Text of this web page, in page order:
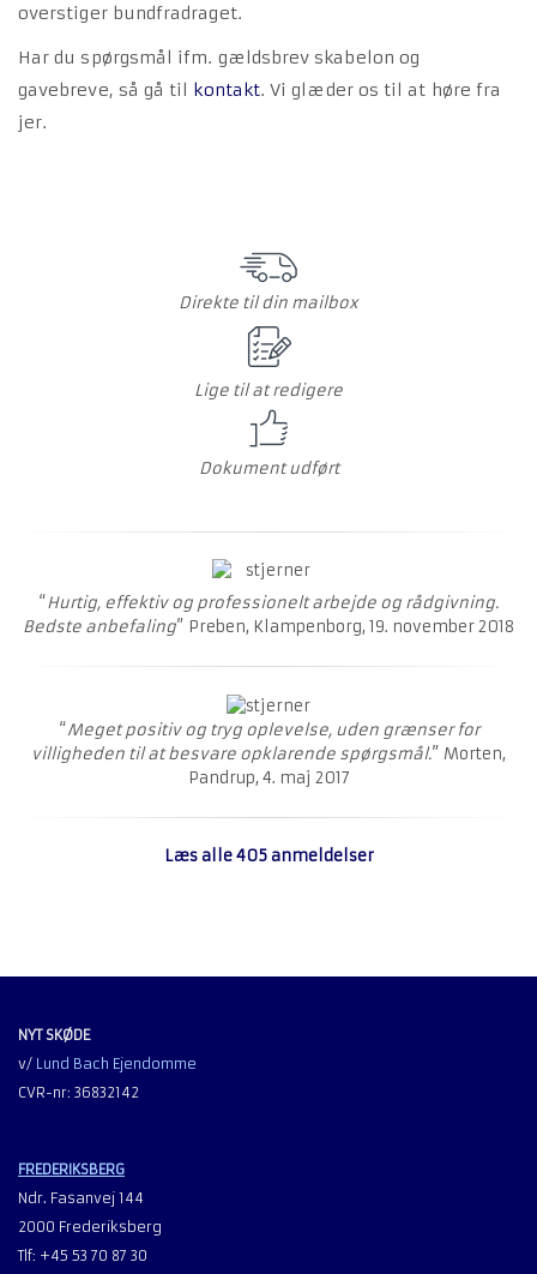
overstiger bundfradraget.
Har du spørgsmål ifm. gældsbrev skabelon og
gavebreve, så gå til
kontakt. Vi glæder os til at høre fra
jer.
Direkte til din mailbox
Lige til at redigere
Dokument udført
“Hurtig, effektiv og professionelt arbejde og rådgivning.
Bedste anbefaling” Preben, Klampenborg, 19. november 2018
“Meget positiv og tryg oplevelse, uden grænser for
villigheden til at besvare opklarende spørgsmål.” Morten,
Pandrup, 4. maj 2017
Læs alle 405 anmeldelser
NYT SKØDE
v/ Lund Bach Ejendomme
CVR-nr: 36832142
FREDERIKSBERG
Ndr. Fasanvej 144
2000 Frederiksberg
Tlf: +45 53 70 87 30